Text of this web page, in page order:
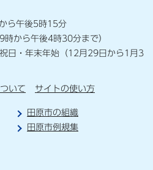
ら午後5時15分
時から午後4時30分まで）
日・年末年始（12月29日から1月3
いて サイトの使い方
田原市の組織
田原市例規集